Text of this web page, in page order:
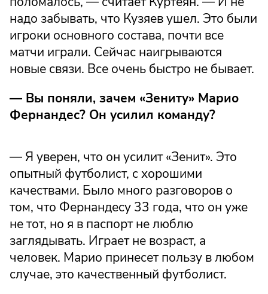
надо забывать, что Кузяев ушел. Это были
игроки основного состава, почти все
матчи играли. Сейчас наигрываются
новые связи. Все очень быстро не бывает.
— Вы поняли, зачем «Зениту» Марио
Фернандес? Он усилил команду?
— Я уверен, что он усилит «Зенит». Это
опытный футболист, с хорошими
качествами. Было много разговоров о
том, что Фернандесу 33 года, что он уже
не тот, но я в паспорт не люблю
заглядывать. Играет не возраст, а
человек. Марио принесет пользу в любом
случае, это качественный футболист.